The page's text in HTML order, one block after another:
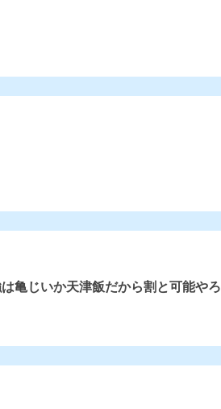
亀じいか天津飯だから割と可能やろ